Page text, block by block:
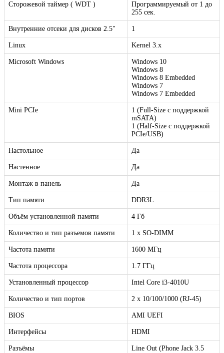
Сторожевой таймер ( WDT )
Программируемый от 1 до
255 сек.
Внутренние отсеки для дисков 2.5" 1
Linux Kernel 3.x
Microsoft Windows
Windows 10
Windows 8
Windows 8 Embedded
Windows 7
Windows 7 Embedded
Mini PCIe
1 (Full-Size c поддержкой
mSATA)
1 (Half-Size c поддержкой
PCIe/USB)
Настольное Да
Настенное Да
Монтаж в панель Да
Тип памяти DDR3L
Объём установленной памяти 4 Гб
Количество и тип разъемов памяти 1 x SO-DIMM
Частота памяти 1600 МГц
Частота процессора 1.7 ГГц
Установленный процессор Intel Core i3-4010U
Количество и тип портов 2 х 10/100/1000 (RJ-45)
BIOS AMI UEFI
Интерфейсы HDMI
Разъёмы
Line Out (Phone Jack 3.5